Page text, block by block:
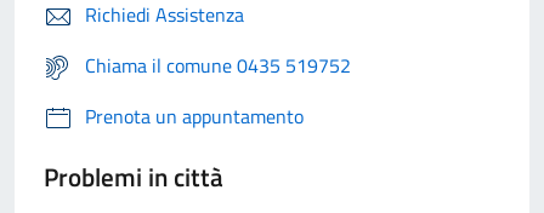
Richiedi Assistenza
Chiama il comune 0435 519752
Prenota un appuntamento
Problemi in città